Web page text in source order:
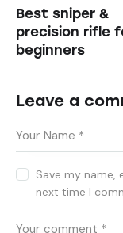
Best sniper &
precision rifle
beginners
Leave a
Save my name,
next time I